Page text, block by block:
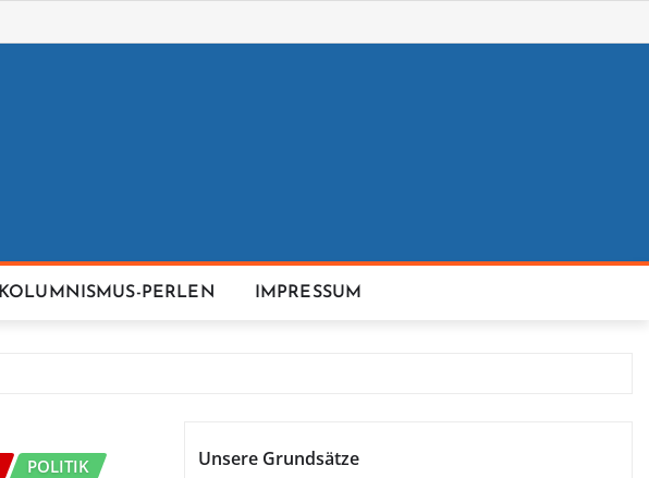
KOLUMNISMUS-PERLEN IMPRESSUM
POLITIK
Unsere Grundsätze